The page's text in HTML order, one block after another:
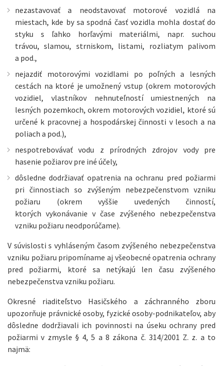
nezastavovať a neodstavovať motorové vozidlá na
miestach, kde by sa spodná časť vozidla mohla dostať do
styku s ľahko horľavými materiálmi, napr. suchou
trávou, slamou, strniskom, listami, rozliatym palivom
a pod.,
nejazdiť motorovými vozidlami po poľných a lesných
cestách na ktoré je umožnený vstup (okrem motorových
vozidiel, vlastníkov nehnuteľností umiestnených na
lesných pozemkoch, okrem motorových vozidiel, ktoré sú
určené k pracovnej a hospodárskej činnosti v lesoch a na
poliach a pod.),
nespotrebovávať vodu z prírodných zdrojov vody pre
hasenie požiarov pre iné účely,
dôsledne dodržiavať opatrenia na ochranu pred požiarmi
pri činnostiach so zvýšeným nebezpečenstvom vzniku
požiaru (okrem vyššie uvedených činností,
ktorých vykonávanie v čase zvýšeného nebezpečenstva
vzniku požiaru neodporúčame).
V súvislosti s vyhláseným časom zvýšeného nebezpečenstva
vzniku požiaru pripomíname aj všeobecné opatrenia ochrany
pred požiarmi, ktoré sa netýkajú len času zvýšeného
nebezpečenstva vzniku požiaru.
Okresné riaditeľstvo Hasičského a záchranného zboru
upozorňuje právnické osoby, fyzické osoby-podnikateľov, aby
dôsledne dodržiavali ich povinnosti na úseku ochrany pred
požiarmi v zmysle § 4, 5 a 8 zákona č. 314/2001 Z. z. a to
najmä: